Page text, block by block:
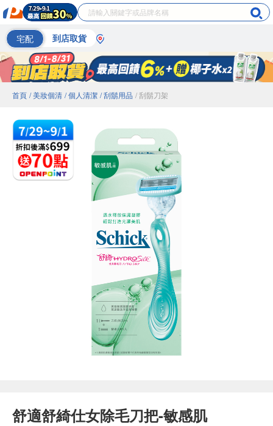
宅配 到店取貨
首頁 / 美妝個清 / 個人清潔 / 刮鬍用品 / 刮鬍刀架
舒適舒綺仕女除毛刀把-敏感肌